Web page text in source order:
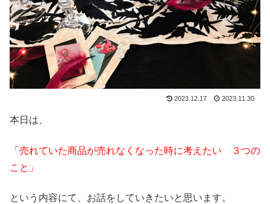
2023.12.17 2023.11.30
本日は、
「売れていた商品が売れなくなった時に考えたい ３つの
こと」
という内容にて、お話をしていきたいと思います。